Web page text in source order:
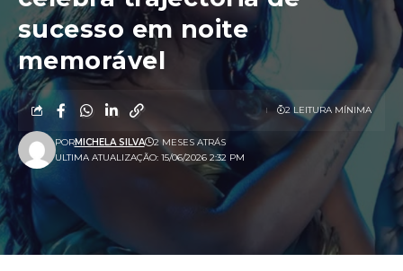
sucesso em noite
memorável
ULTIMA ATUALIZAÇÃO: 15/06/2026 2:32 PM
PORMICHELA SILVA 2 MESES ATRÁS
2 LEITURA MÍNIMA